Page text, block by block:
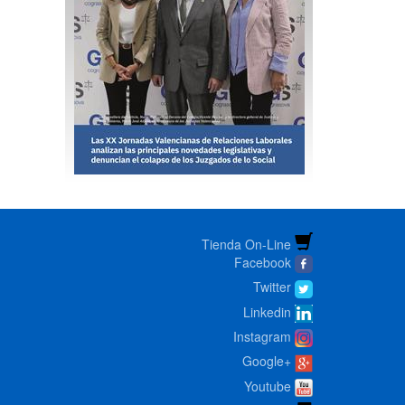
Tienda On-Line
Facebook
Twitter
Linkedin
Instagram
Google+
Youtube